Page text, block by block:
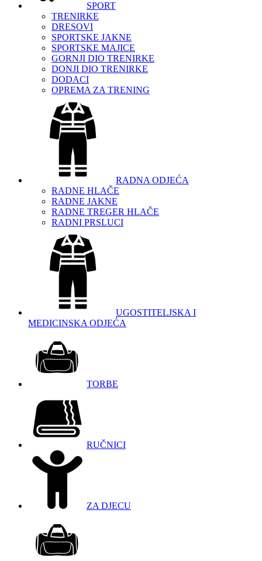
SPORT
TRENIRKE
DRESOVI
SPORTSKE JAKNE
SPORTSKE MAJICE
GORNJI DIO TRENIRKE
DONJI DIO TRENIRKE
DODACI
OPREMA ZA TRENING
RADNA ODJEĆA
RADNE HLAČE
RADNE JAKNE
RADNE TREGER HLAČE
RADNI PRSLUCI
UGOSTITELJSKA I
MEDICINSKA ODJEĆA
TORBE
RUČNICI
ZA DJECU